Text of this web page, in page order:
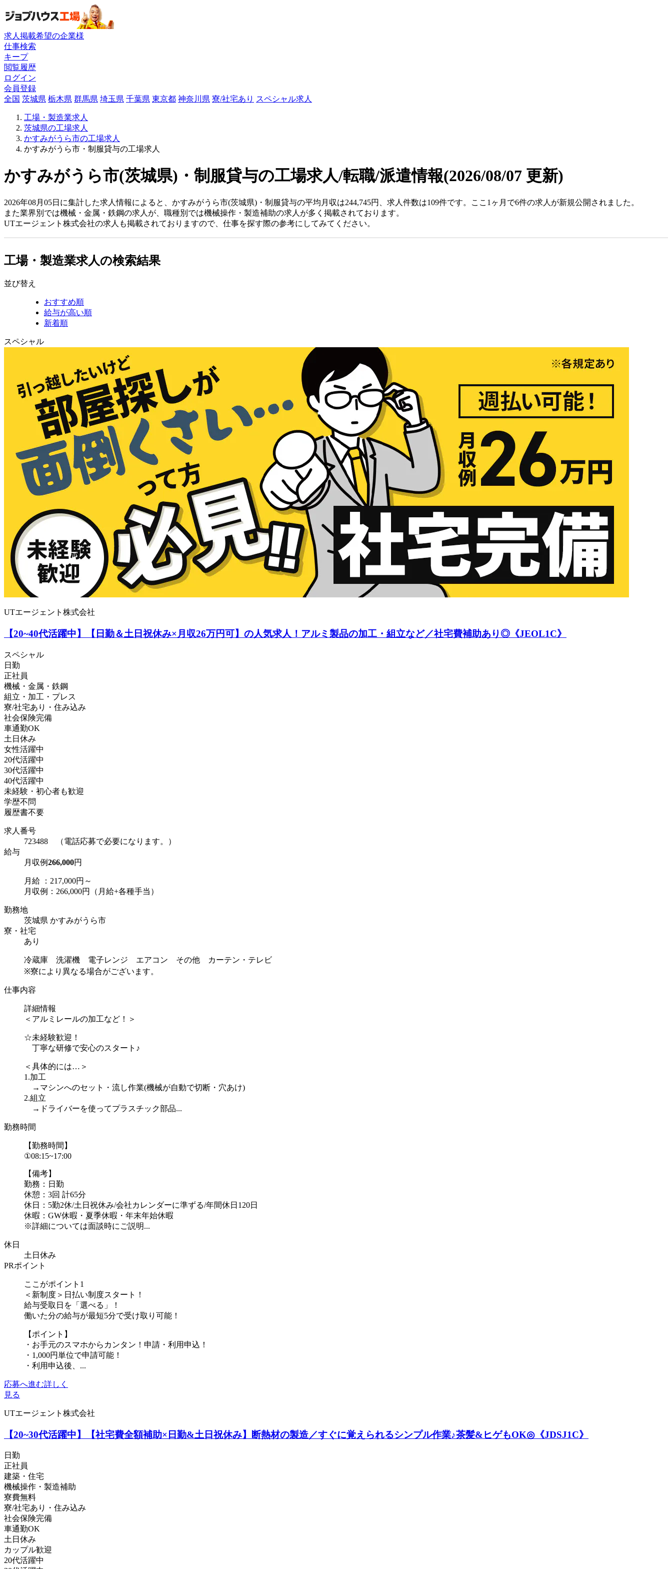
求人掲載希望の企業様
仕事検索
キープ
閲覧履歴
ログイン
会員登録
全国 茨城県 栃木県 群馬県 埼玉県 千葉県 東京都 神奈川県 寮/社宅あり スペシャル求人
工場・製造業求人
茨城県の工場求人
かすみがうら市の工場求人
かすみがうら市・制服貸与の工場求人
かすみがうら市(茨城県)・制服貸与の工場求人/転職/派遣情報(2026/08/07 更新)
2026年08月05日に集計した求人情報によると、かすみがうら市(茨城県)・制服貸与の平均月収は244,745円、求人件数は109件です。ここ1ヶ月で6件の求人が新規公開されました。
また業界別では機械・金属・鉄鋼の求人が、職種別では機械操作・製造補助の求人が多く掲載されております。
UTエージェント株式会社の求人も掲載されておりますので、仕事を探す際の参考にしてみてください。
工場・製造業求人の検索結果
並び替え
おすすめ順
給与が高い順
新着順
スペシャル
UTエージェント株式会社
【20~40代活躍中】【日勤＆土日祝休み×月収26万円可】の人気求人！アルミ製品の加工・組立など／社宅費補助あり◎《JEOL1C》
スペシャル
日勤
正社員
機械・金属・鉄鋼
組立・加工・プレス
寮/社宅あり・住み込み
社会保険完備
車通勤OK
土日休み
女性活躍中
20代活躍中
30代活躍中
40代活躍中
未経験・初心者も歓迎
学歴不問
履歴書不要
求人番号
723488 （電話応募で必要になります。）
給与
月収例266,000円
月給 ：217,000円～
月収例：266,000円（月給+各種手当）
勤務地
茨城県 かすみがうら市
寮・社宅
あり
冷蔵庫 洗濯機 電子レンジ エアコン その他 カーテン・テレビ
※寮により異なる場合がございます。
仕事内容
詳細情報
＜アルミレールの加工など！＞
☆未経験歓迎！
丁寧な研修で安心のスタート♪
＜具体的には…＞
1.加工
→マシンへのセット・流し作業(機械が自動で切断・穴あけ)
2.組立
→ドライバーを使ってプラスチック部品...
勤務時間
【勤務時間】
①08:15~17:00
【備考】
勤務：日勤
休憩：3回 計65分
休日：5勤2休/土日祝休み/会社カレンダーに準ずる/年間休日120日
休暇：GW休暇・夏季休暇・年末年始休暇
※詳細については面談時にご説明...
休日
土日休み
PRポイント
ここがポイント1
＜新制度＞日払い制度スタート！
給与受取日を「選べる」！
働いた分の給与が最短5分で受け取り可能！
【ポイント】
・お手元のスマホからカンタン！申請・利用申込！
・1,000円単位で申請可能！
・利用申込後、...
応募へ進む詳しく
見る
UTエージェント株式会社
【20~30代活躍中】【社宅費全額補助×日勤&土日祝休み】断熱材の製造／すぐに覚えられるシンプル作業♪茶髪&ヒゲもOK◎《JDSJ1C》
日勤
正社員
建築・住宅
機械操作・製造補助
寮費無料
寮/社宅あり・住み込み
社会保険完備
車通勤OK
土日休み
カップル歓迎
20代活躍中